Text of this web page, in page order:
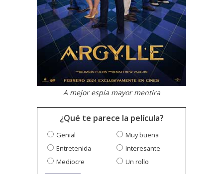
A mejor espía mayor mentira
¿Qué te parece la película?
Genial
Muy buena
Entretenida
Interesante
Mediocre
Un rollo